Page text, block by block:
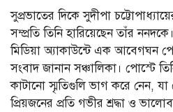
সুপ্রভাতের দিকে সুদীপা
সম্প্রতি তিনি হারিয়েছেন তাঁর
মিডিয়া অ্যাকাউন্টে এক আবেগঘন
সংবাদ জানান সঞ্চালিকা। পোস্টে
কাটানো স্মৃতিগুলি ভাগ করে নেন, যা
প্রিয়জনের প্রতি গভীর শ্রদ্ধা ও